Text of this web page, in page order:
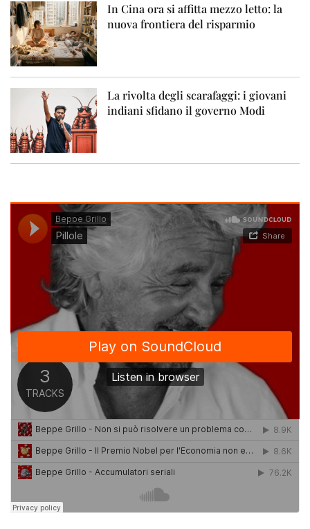
In Cina ora si affitta mezzo letto: la
nuova frontiera del risparmio
La rivolta degli scarafaggi: i giovani
indiani sfidano il governo Modi